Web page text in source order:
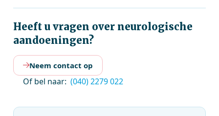
Heeft u vragen over neurologische
aandoeningen?
Neem contact op
Of bel naar: (040) 2279 022